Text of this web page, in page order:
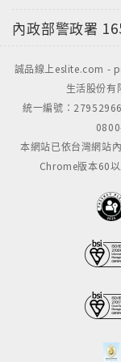
內政部警政署
誠品線上eslite.com -
生活股份
統一編號：
本網站已依台灣網站
Chrome版本60